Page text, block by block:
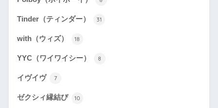
Tinder（ティンダー） 31
with（ウィズ） 18
YYC（ワイワイシー） 8
イヴイヴ 7
ゼクシィ縁結び 10